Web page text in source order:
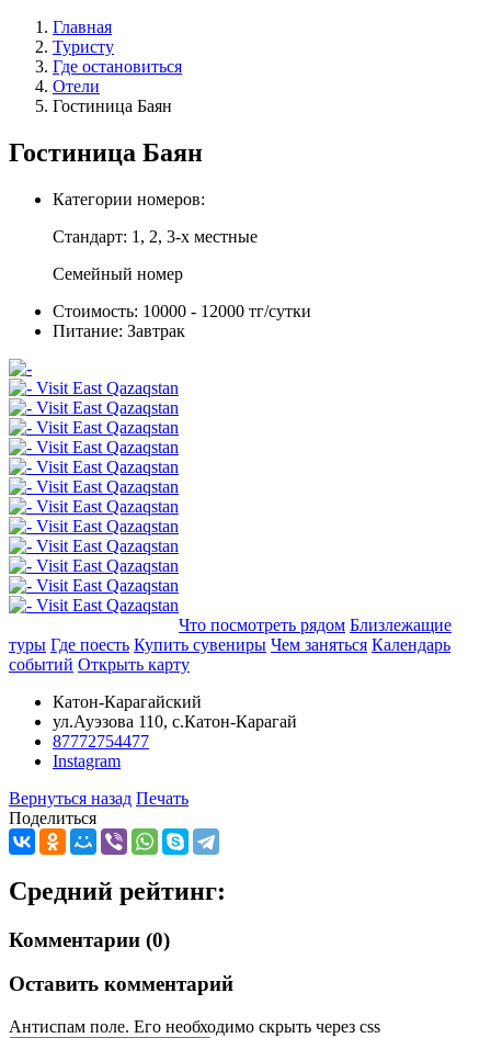
Главная
Туристу
Где остановиться
Отели
Гостиница Баян
Гостиница Баян
Категории номеров:
Стандарт: 1, 2, 3-х местные
Семейный номер
Стоимость: 10000 - 12000 тг/сутки
Питание: Завтрак
Что посмотреть рядом Близлежащие
туры Где поесть Купить сувениры Чем заняться Календарь
событий Открыть карту
Катон-Карагайский
ул.Ауэзова 110, с.Катон-Карагай
87772754477
Instagram
Вернуться назад Печать
Поделиться
Средний рейтинг:
Комментарии (0)
Оставить комментарий
Антиспам поле. Его необходимо скрыть через css